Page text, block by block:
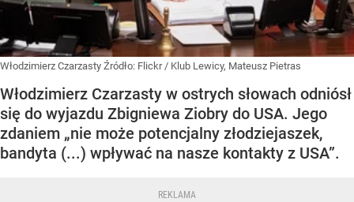
Włodzimierz Czarzasty Źródło: Flickr/ Klub Lewicy, Mateusz Pietras
Włodzimierz Czarzasty w ostrych słowach odniósł
się do wyjazdu Zbigniewa Ziobry do USA. Jego
zdaniem „nie może potencjalny złodziejaszek,
bandyta (...) wpływać na nasze kontakty z USA”.